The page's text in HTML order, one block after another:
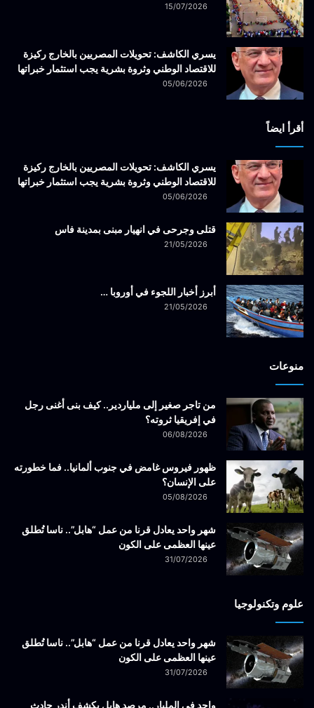
15/07/2026
يسري الكاشف: تحويلات المصريين بالخارج ركيزة
للاقتصاد الوطني وثروة بشرية يجب استثمار خبراتها
05/06/2026
أقرأ ايضاً
يسري الكاشف: تحويلات المصريين بالخارج ركيزة
للاقتصاد الوطني وثروة بشرية يجب استثمار خبراتها
05/06/2026
قتلى وجرحى في انهيار مبنى بمدينة فاس
21/05/2026
أبرز أخبار اللجوء في أوروبا …
21/05/2026
منوعات
من تاجر صغير إلى ملياردير.. كيف بنى أغنى رجل
في إفريقيا ثروته؟
06/08/2026
ظهور فيروس غامض في جنوب ألمانيا.. فما خطورته
على الإنسان؟
05/08/2026
شهر واحد يعادل قرنا من عمل “هابل”.. ناسا تُطلق
عينها العظمى على الكون
31/07/2026
علوم وتكنولوجيا
شهر واحد يعادل قرنا من عمل “هابل”.. ناسا تُطلق
عينها العظمى على الكون
31/07/2026
واحد في المليار.. مرصد هابل يكشف أندر حادث